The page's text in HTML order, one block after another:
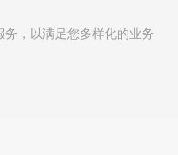
，以满足您多样化的业务